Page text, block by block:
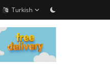
Turkish